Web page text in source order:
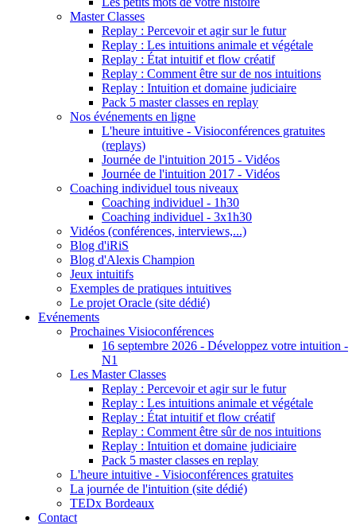
Master Classes
Replay : Percevoir et agir sur le futur
Replay : Les intuitions animale et végétale
Replay : État intuitif et flow créatif
Replay : Comment être sur de nos intuitions
Replay : Intuition et domaine judiciaire
Pack 5 master classes en replay
Nos événements en ligne
L'heure intuitive - Visioconférences gratuites
(replays)
Journée de l'intuition 2015 - Vidéos
Journée de l'intuition 2017 - Vidéos
Coaching individuel tous niveaux
Coaching individuel - 1h30
Coaching individuel - 3x1h30
Vidéos (conférences, interviews,...)
Blog d'iRiS
Blog d'Alexis Champion
Jeux intuitifs
Exemples de pratiques intuitives
Le projet Oracle (site dédié)
Evénements
Prochaines Visioconférences
16 septembre 2026 - Développez votre intuition -
N1
Les Master Classes
Replay : Percevoir et agir sur le futur
Replay : Les intuitions animale et végétale
Replay : État intuitif et flow créatif
Replay : Comment être sûr de nos intuitions
Replay : Intuition et domaine judiciaire
Pack 5 master classes en replay
L'heure intuitive - Visioconférences gratuites
La journée de l'intuition (site dédié)
TEDx Bordeaux
Contact